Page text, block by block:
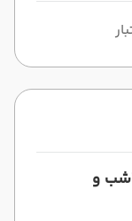
تور دوحه (پرواز ماهان/سپهران) 4شب و